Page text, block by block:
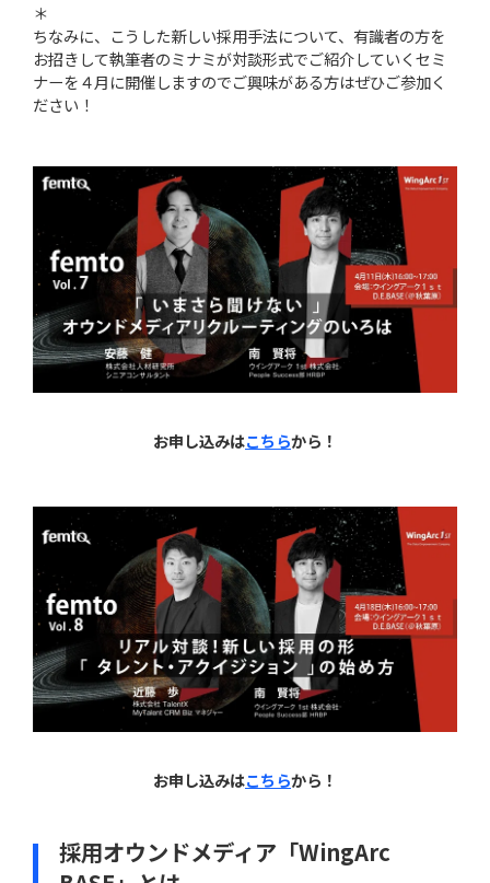
＊
ちなみに、こうした新しい採用手法について、有識者の方を
お招きして執筆者のミナミが対談形式でご紹介していくセミ
ナーを４月に開催しますのでご興味がある方はぜひご参加く
ださい！
お申し込みはこちらから！
お申し込みはこちらから！
採用オウンドメディア「WingArc